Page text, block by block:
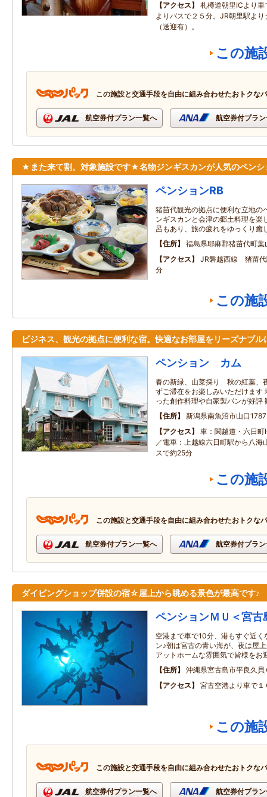
アクセス
札樽道朝里ICより
よりバスで２５分。JR朝里駅よ
（送迎有）。
この施
この施設と交通手段を自由に組み合わせたおトクな
航空券付プラン一覧へ 航空券付プラ
★また来て割。対象施設です★名物ジンギスカンが人気のペンシ
ペンションRB
猪苗代観光の拠点に便利な立地の
ンギスカンと会津の郷土料理を楽
呂もあり、旅の疲れをゆっくり癒
住所
福島県耶麻郡猪苗代町
アクセス
JR磐越西線 猪苗代
分
この施
ビジネス、観光の拠点に便利な宿。快適なお部屋をリーズナブル
ペンション カム
春の新緑、山菜採り 秋の紅葉、
ずご滞在をお楽しみいただけます
った創作料理や自家製パンが好評
住所
新潟県南魚沼市山口
アクセス
車：関越道・六日
／電車：上越線六日町駅から八海
スで約25分
この施
この施設と交通手段を自由に組み合わせたおトクな
航空券付プラン一覧へ 航空券付プラ
ダイビングショップ併設の宿☆屋上から眺める景色が最高です♪
ペンションＭＵ＜宮古
空港まで車で10分、港もすぐ近
ン♪朝は宮古の青い海が、夜は屋
アットホームな雰囲気で皆様をお
住所
沖縄県宮古島市平良久貝
アクセス
宮古空港より車で１
この施
この施設と交通手段を自由に組み合わせたおトクな
航空券付プラン一覧へ 航空券付プラ